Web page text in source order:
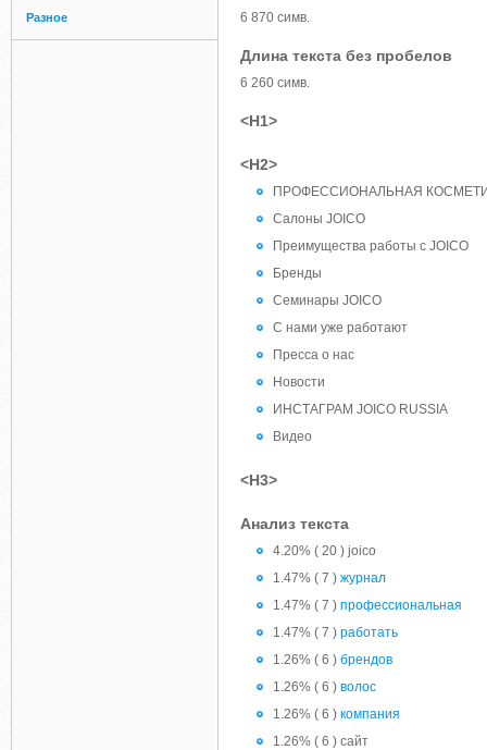
Разное 6 870 симв.
Длина текста без пробелов
6 260 симв.
<H1>
<H2>
ПРОФЕССИОНАЛЬНАЯ
Салоны JOICO
Преимущества работы с JOICO
Бренды
Семинары JOICO
С нами уже работают
Пресса о нас
Новости
ИНСТАГРАМ JOICO RUSSIA
Видео
<H3>
Анализ текста
4.20% ( 20 ) joico
1.47% ( 7 ) журнал
1.47% ( 7 ) профессиональная
1.47% ( 7 ) работать
1.26% ( 6 ) брендов
1.26% ( 6 ) волос
1.26% ( 6 ) компания
1.26% ( 6 ) сайт